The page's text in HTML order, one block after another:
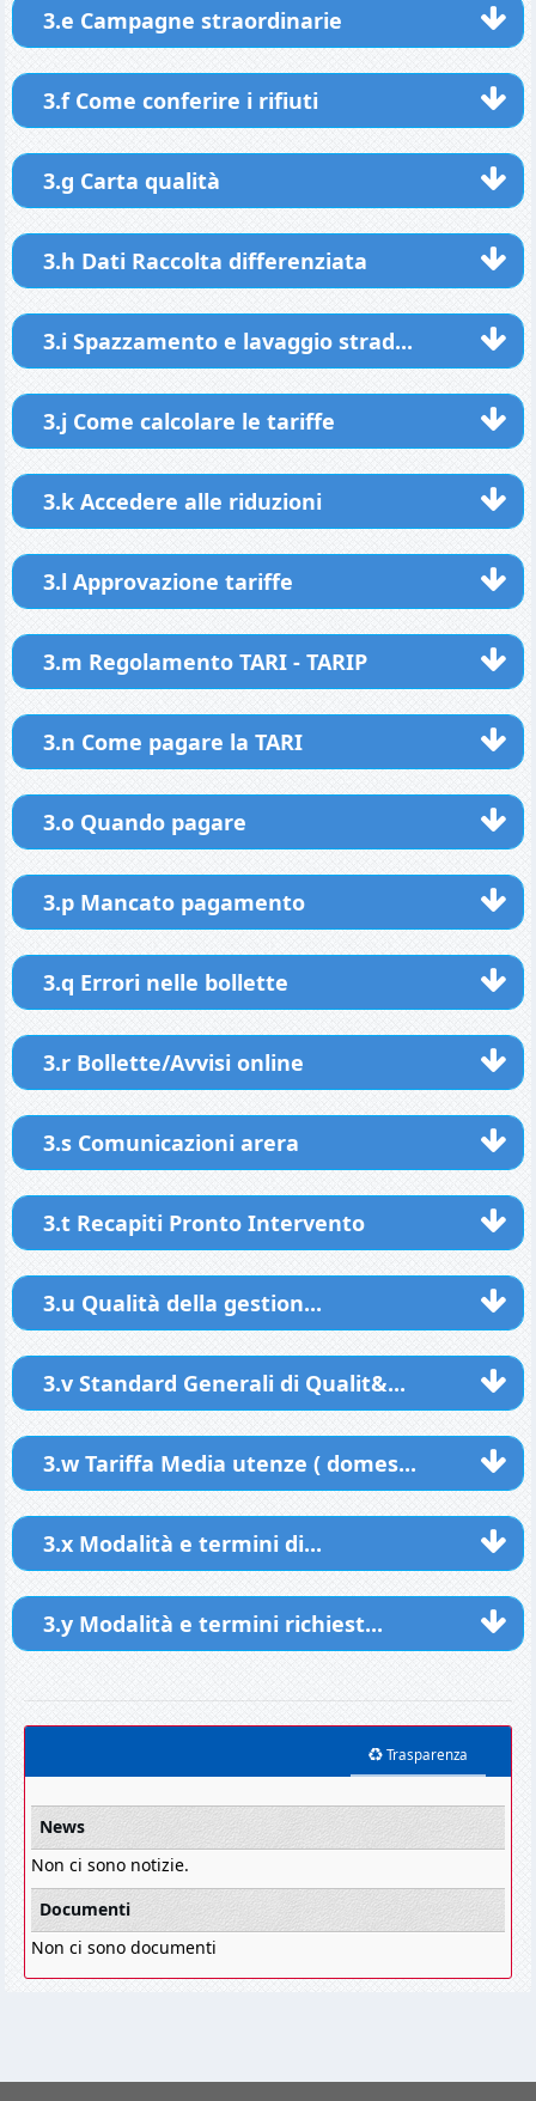
3.e Campagne straordinarie
3.f Come conferire i rifiuti
3.g Carta qualità
3.h Dati Raccolta differenziata
3.i Spazzamento e lavaggio strad...
3.j Come calcolare le tariffe
3.k Accedere alle riduzioni
3.l Approvazione tariffe
3.m Regolamento TARI - TARIP
3.n Come pagare la TARI
3.o Quando pagare
3.p Mancato pagamento
3.q Errori nelle bollette
3.r Bollette/Avvisi online
3.s Comunicazioni arera
3.t Recapiti Pronto Intervento
3.u Qualità della gestion...
3.v Standard Generali di Qualit&...
3.w Tariffa Media utenze ( domes...
3.x Modalità e termini di...
3.y Modalità e termini richiest...
Trasparenza
News
Non ci sono notizie.
Documenti
Non ci sono documenti